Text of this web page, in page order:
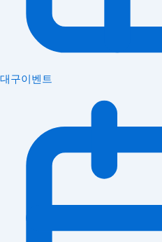
대구이벤트